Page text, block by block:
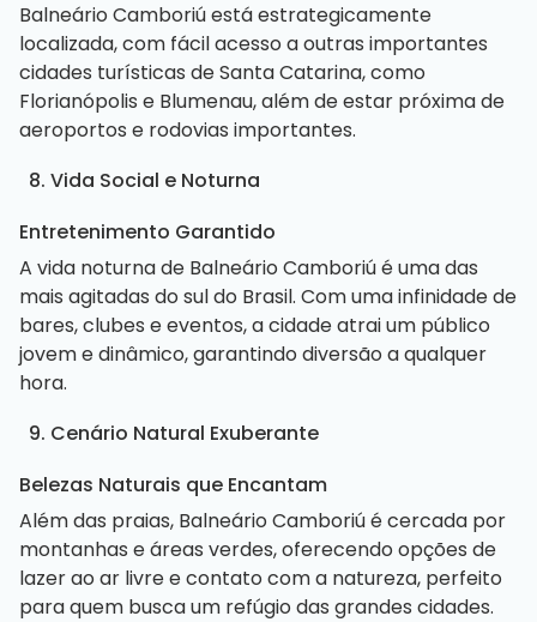
Balneário Camboriú está estrategicamente
localizada, com fácil acesso a outras importantes
cidades turísticas de Santa Catarina, como
Florianópolis e Blumenau, além de estar próxima de
aeroportos e rodovias importantes.
8. Vida Social e Noturna
Entretenimento Garantido
A vida noturna de Balneário Camboriú é uma das
mais agitadas do sul do Brasil. Com uma infinidade de
bares, clubes e eventos, a cidade atrai um público
jovem e dinâmico, garantindo diversão a qualquer
hora.
9. Cenário Natural Exuberante
Belezas Naturais que Encantam
Além das praias, Balneário Camboriú é cercada por
montanhas e áreas verdes, oferecendo opções de
lazer ao ar livre e contato com a natureza, perfeito
para quem busca um refúgio das grandes cidades.